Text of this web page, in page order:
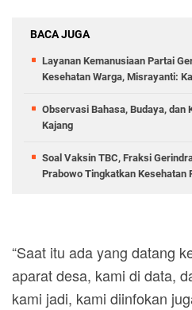
BACA JUGA
Layanan Kemanusiaan Partai
Kesehatan Warga, Misrayanti:
Observasi Bahasa, Budaya, dan
Kajang
Soal Vaksin TBC, Fraksi
Prabowo Tingkatkan Kesehatan
“Saat itu ada yang datang
aparat desa, kami di data,
kami jadi, kami diinfokan